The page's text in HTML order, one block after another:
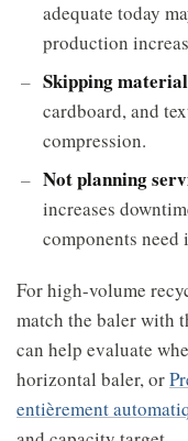
adequate today
production
Skipping
cardboard, and
compression.
Not planning
increases
components need
For high-volume
match the baler with
can help evaluate
horizontal baler, or
entièrement